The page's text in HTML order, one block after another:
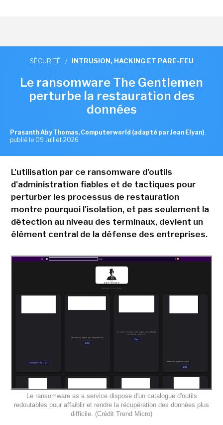
SÉCURITÉ / INTRUSION, HACKING ET PARE-FEU
Le ransomware The Gentlemen
perturbe la restauration des
données
Prasanth Aby Thomas, Computerworld (adapté par Jean Elyan) ,
publié le 09 Juillet 2026
L'utilisation par ce ransomware d'outils
d'administration fiables et de tactiques pour
perturber les processus de restauration
montre pourquoi l'isolation, et pas seulement la
détection au niveau des terminaux, devient un
élément central de la défense des entreprises.
Le ransomware as a service dispose d'un catalogue d'outils
redoutables pour affaiblir et rendre la récupération des données plus
difficile. (Crédit Trend Micro)